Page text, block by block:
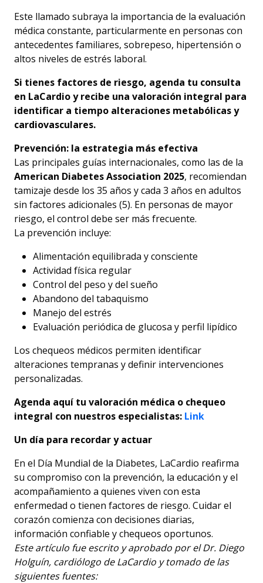
Este llamado subraya la importancia de la evaluación
médica constante, particularmente en personas con
antecedentes familiares, sobrepeso, hipertensión o
altos niveles de estrés laboral.
Si tienes factores de riesgo, agenda tu consulta
en LaCardio y recibe una valoración integral para
identificar a tiempo alteraciones metabólicas y
cardiovasculares.
Prevención: la estrategia más efectiva
Las principales guías internacionales, como las de la
American Diabetes Association 2025, recomiendan
tamizaje desde los 35 años y cada 3 años en adultos
sin factores adicionales (5). En personas de mayor
riesgo, el control debe ser más frecuente.
La prevención incluye:
Alimentación equilibrada y consciente
Actividad física regular
Control del peso y del sueño
Abandono del tabaquismo
Manejo del estrés
Evaluación periódica de glucosa y perfil lipídico
Los chequeos médicos permiten identificar
alteraciones tempranas y definir intervenciones
personalizadas.
Agenda aquí tu valoración médica o chequeo
integral con nuestros especialistas: Link
Un día para recordar y actuar
En el Día Mundial de la Diabetes, LaCardio reafirma
su compromiso con la prevención, la educación y el
acompañamiento a quienes viven con esta
enfermedad o tienen factores de riesgo. Cuidar el
corazón comienza con decisiones diarias,
información confiable y chequeos oportunos.
Este artículo fue escrito y aprobado por el Dr. Diego
Holguín, cardiólogo de LaCardio y tomado de las
siguientes fuentes: